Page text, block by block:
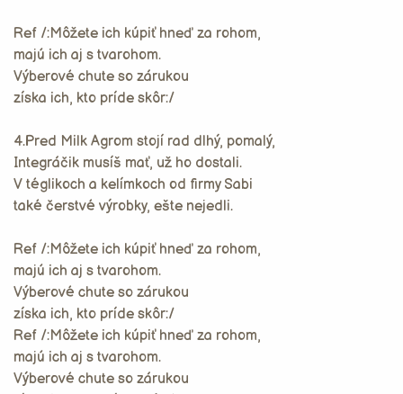
Ref /:Môžete ich kúpiť hneď za rohom,
majú ich aj s tvarohom.
Výberové chute so zárukou
získa ich, kto príde skôr:/
4.Pred Milk Agrom stojí rad dlhý, pomalý,
Integráčik musíš mať, už ho dostali.
V téglikoch a kelímkoch od firmy Sabi
také čerstvé výrobky, ešte nejedli.
Ref /:Môžete ich kúpiť hneď za rohom,
majú ich aj s tvarohom.
Výberové chute so zárukou
získa ich, kto príde skôr:/
Ref /:Môžete ich kúpiť hneď za rohom,
majú ich aj s tvarohom.
Výberové chute so zárukou